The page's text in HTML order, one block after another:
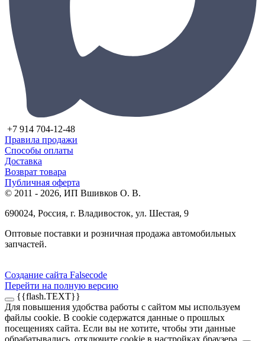
+7 914 704-12-48
Правила продажи
Способы оплаты
Доставка
Возврат товара
Публичная оферта
© 2011 - 2026, ИП Вшивков О. В.
690024, Россия, г. Владивосток, ул. Шестая, 9
Оптовые поставки и розничная продажа автомобильных
запчастей.
Создание сайта Falsecode
Перейти на полную версию
{{flash.TEXT}}
Для повышения удобства работы с сайтом мы используем
файлы cookie. В cookie содержатся данные о прошлых
посещениях сайта. Если вы не хотите, чтобы эти данные